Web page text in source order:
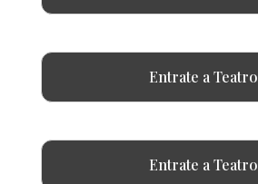
Entrate a Teatro
Entrate a Teatro